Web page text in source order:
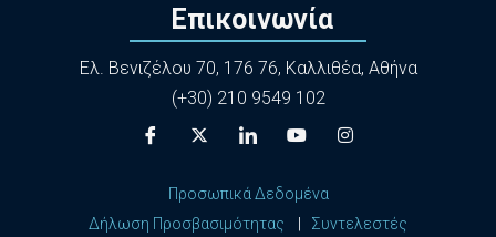
Επικοινωνία
Ελ. Βενιζέλου 70, 176 76, Καλλιθέα, Αθήνα
(+30) 210 9549 102
Προσωπικά Δεδομένα
Δήλωση Προσβασιμότητας
Συντελεστές